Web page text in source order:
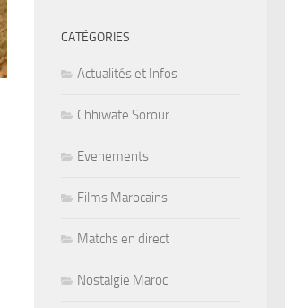
CATÉGORIES
Actualités et Infos
Chhiwate Sorour
Evenements
Films Marocains
Matchs en direct
Nostalgie Maroc